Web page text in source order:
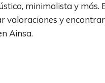
minimalista y más.
valoraciones y
Ainsa.